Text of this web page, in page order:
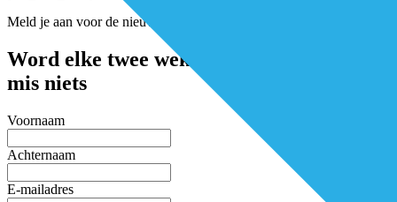
Meld je aan voor de nieuwsbrief
Word elke twee weken geïnspireerd en
mis niets
Voornaam
Achternaam
E-mailadres